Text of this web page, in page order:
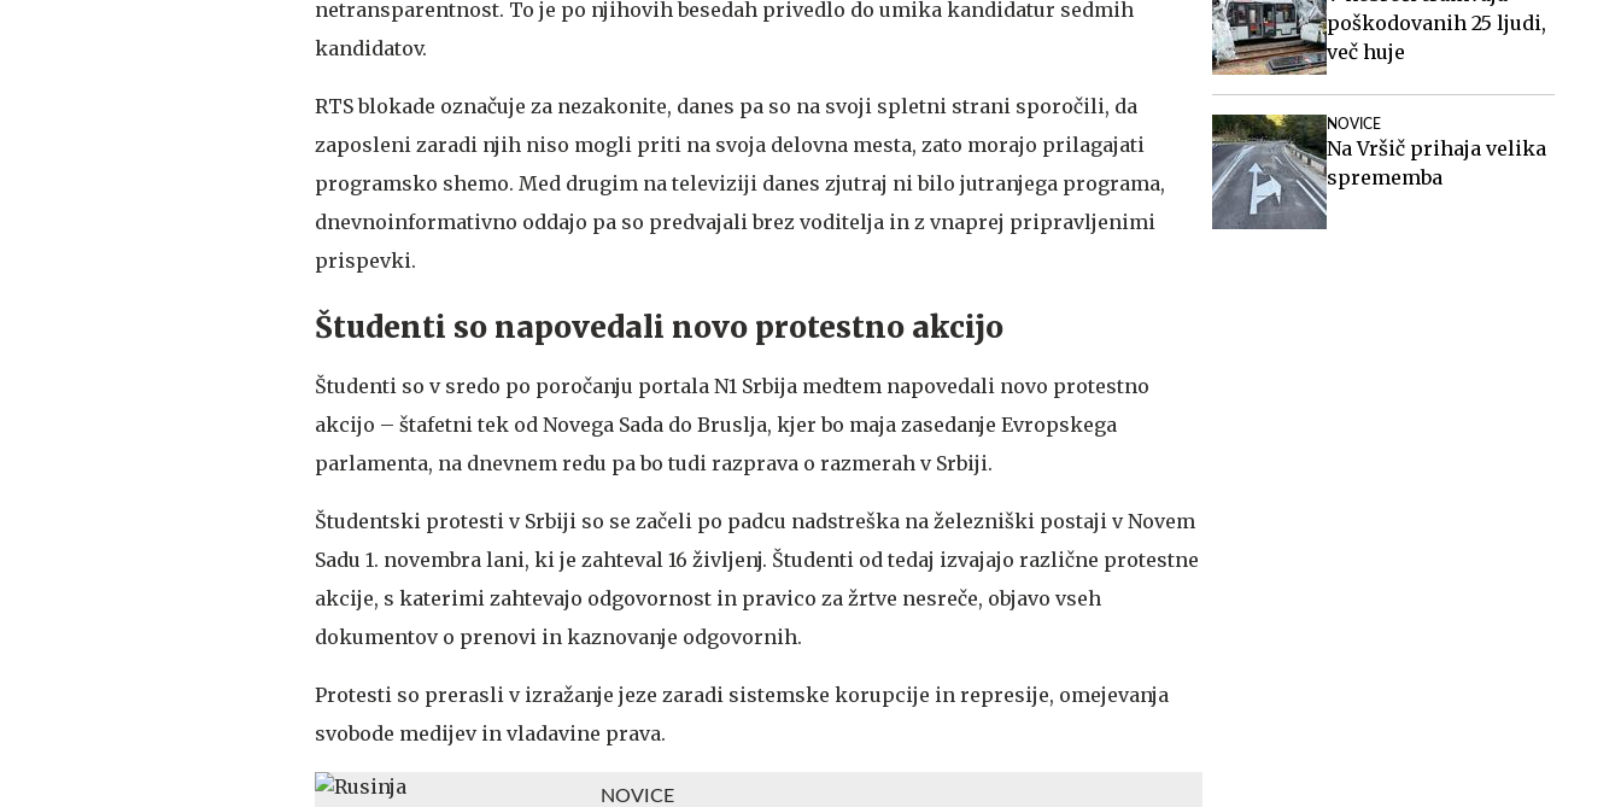
netransparentnost. To je po njihovih besedah privedlo do umika kandidatur sedmih
kandidatov.
RTS blokade označuje za nezakonite, danes pa so na svoji spletni strani sporočili, da
zaposleni zaradi njih niso mogli priti na svoja delovna mesta, zato morajo prilagajati
programsko shemo. Med drugim na televiziji danes zjutraj ni bilo jutranjega programa,
dnevnoinformativno oddajo pa so predvajali brez voditelja in z vnaprej pripravljenimi
prispevki.
Študenti so napovedali novo protestno akcijo
Študenti so v sredo po poročanju portala N1 Srbija medtem napovedali novo protestno
akcijo – štafetni tek od Novega Sada do Bruslja, kjer bo maja zasedanje Evropskega
parlamenta, na dnevnem redu pa bo tudi razprava o razmerah v Srbiji.
Študentski protesti v Srbiji so se začeli po padcu nadstreška na železniški postaji v Novem
Sadu 1. novembra lani, ki je zahteval 16 življenj. Študenti od tedaj izvajajo različne protestne
akcije, s katerimi zahtevajo odgovornost in pravico za žrtve nesreče, objavo vseh
dokumentov o prenovi in kaznovanje odgovornih.
Protesti so prerasli v izražanje jeze zaradi sistemske korupcije in represije, omejevanja
svobode medijev in vladavine prava.
NOVICE
poškodovanih 25 ljudi,
več huje
NOVICE
Na Vršič prihaja velika
sprememba